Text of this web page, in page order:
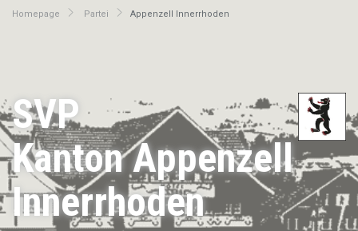
Homepage Partei Appenzell Innerrhoden
SVP
Kanton Appenzell
Innerrhoden